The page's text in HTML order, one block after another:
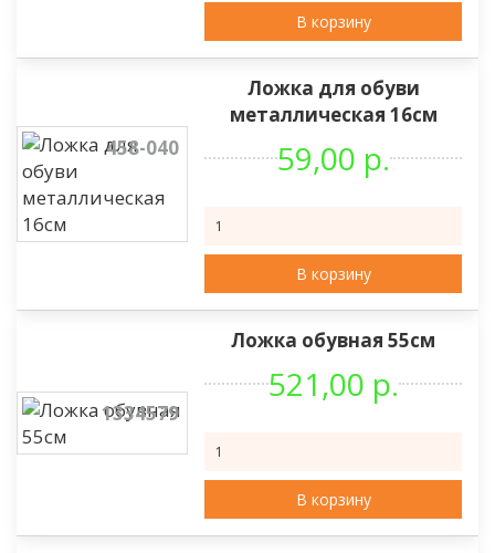
В корзину
458-040
Ложка для обуви
металлическая 16см
59,00 р.
В корзину
1334579
Ложка обувная 55см
521,00 р.
В корзину